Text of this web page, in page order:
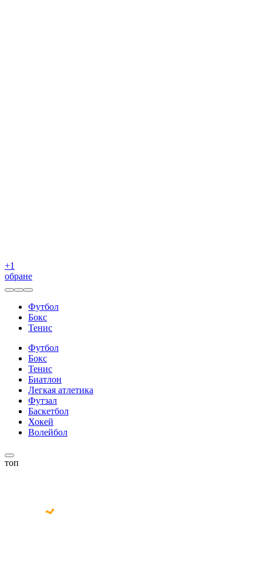
+1
обране
Футбол
Бокс
Тенис
Футбол
Бокс
Тенис
Биатлон
Легкая атлетика
Футзал
Баскетбол
Хокей
Волейбол
топ